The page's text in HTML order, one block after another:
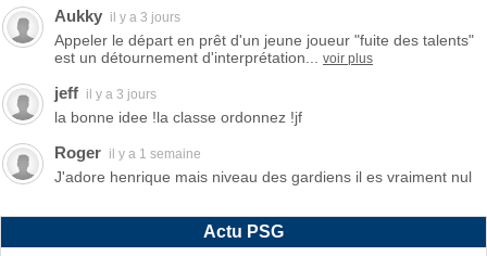
Aukky il y a 3 jours
Appeler le départ en prêt d'un jeune joueur "fuite des talents"
est un détournement d'interprétation...
voir plus
jeff il y a 3 jours
la bonne idee !la classe ordonnez !jf
Roger il y a 1 semaine
J'adore henrique mais niveau des gardiens il es vraiment nul
Actu PSG